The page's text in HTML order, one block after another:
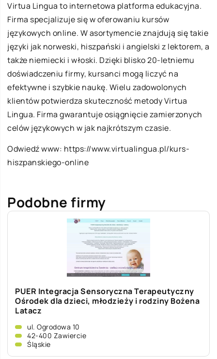
Virtua Lingua to internetowa platforma edukacyjna.
Firma specjalizuje się w oferowaniu kursów
językowych online. W asortymencie znajdują się takie
języki jak norweski, hiszpański i angielski z lektorem, a
także niemiecki i włoski. Dzięki blisko 20-letniemu
doświadczeniu firmy, kursanci mogą liczyć na
efektywne i szybkie naukę. Wielu zadowolonych
klientów potwierdza skuteczność metody Virtua
Lingua. Firma gwarantuje osiągnięcie zamierzonych
celów językowych w jak najkrótszym czasie.
Odwiedź www: https://www.virtualingua.pl/kurs-
hiszpanskiego-online
Podobne firmy
PUER Integracja Sensoryczna Terapeutyczny
Ośrodek dla dzieci, młodzieży i rodziny Bożena
Latacz
ul. Ogrodowa 10
42-400 Zawiercie
Śląskie